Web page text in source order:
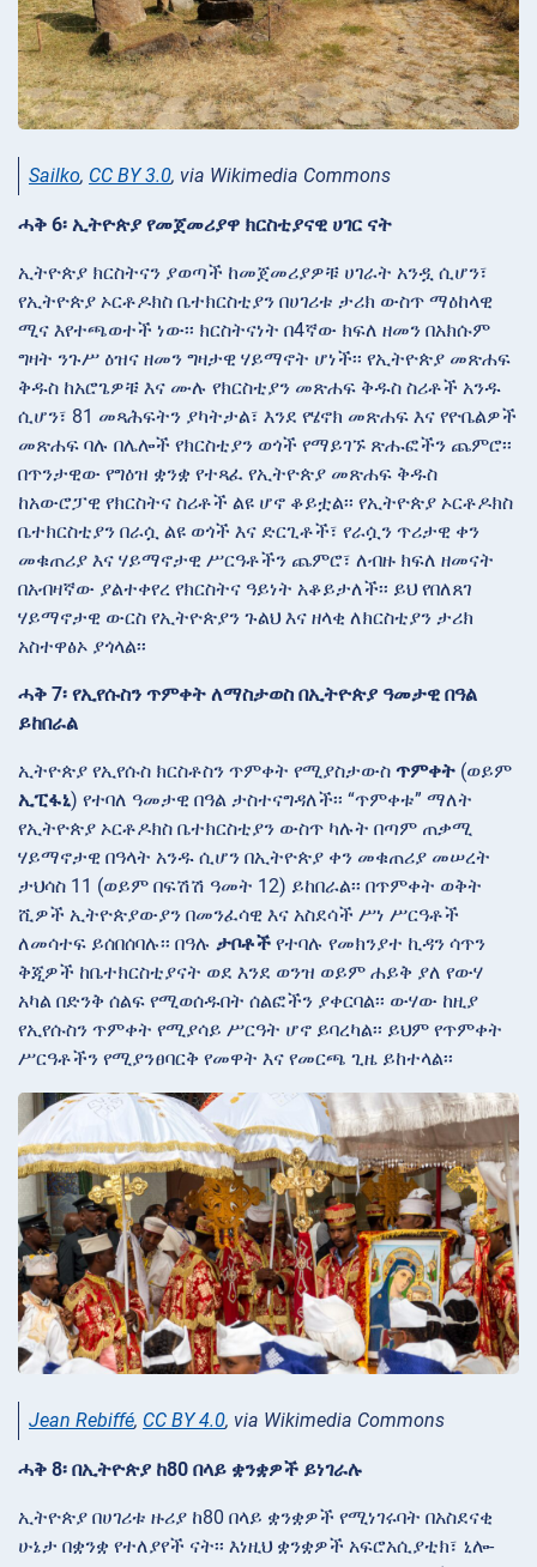
Sailko, CC BY 3.0, via Wikimedia Commons
ሓቅ 6፡ ኢትዮጵያ የመጀመሪያዋ ክርስቲያናዊ ሀገር ናት
ኢትዮጵያ ክርስትናን ያወጣች ከመጀመሪያዎቹ ሀገራት አንዷ ሲሆን፣
የኢትዮጵያ ኦርቶዶክስ ቤተክርስቲያን በሀገሪቱ ታሪክ ውስጥ ማዕከላዊ
ሚና እየተጫወተች ነው፡፡ ክርስትናነት በ4ኛው ክፍለ ዘመን በአክሱም
ግዛት ንጉሥ ዕዝና ዘመን ግዛታዊ ሃይማኖት ሆነች፡፡ የኢትዮጵያ መጽሐፍ
ቅዱስ ከአሮጌዎቹ እና ሙሉ የክርስቲያን መጽሐፍ ቅዱስ ስሪቶች አንዱ
ሲሆን፣ 81 መጻሕፍትን ያካትታል፣ እንደ የሄኖክ መጽሐፍ እና የዮቤልዎች
መጽሐፍ ባሉ በሌሎች የክርስቲያን ወጎች የማይገኙ ጽሑፎችን ጨምሮ፡፡
በጥንታዊው የግዕዝ ቋንቋ የተጻፈ የኢትዮጵያ መጽሐፍ ቅዱስ
ከአውሮፓዊ የክርስትና ስሪቶች ልዩ ሆኖ ቆይቷል፡፡ የኢትዮጵያ ኦርቶዶክስ
ቤተክርስቲያን በራሷ ልዩ ወጎች እና ድርጊቶች፣ የራሷን ጥሪታዊ ቀን
መቁጠሪያ እና ሃይማኖታዊ ሥርዓቶችን ጨምሮ፣ ለብዙ ክፍለ ዘመናት
በአብዛኛው ያልተቀየረ የክርስትና ዓይነት አቆይታለች፡፡ ይህ የበለጸገ
ሃይማኖታዊ ውርስ የኢትዮጵያን ጉልህ እና ዘላቂ ለክርስቲያን ታሪክ
አስተዋፅኦ ያጎላል፡፡
ሓቅ 7፡ የኢየሱስን ጥምቀት ለማስታወስ በኢትዮጵያ ዓመታዊ በዓል
ይከበራል
ኢትዮጵያ የኢየሱስ ክርስቶስን ጥምቀት የሚያስታውስ ጥምቀት (ወይም
ኢፒፋኒ) የተባለ ዓመታዊ በዓል ታስተናግዳለች፡፡ “ጥምቀቱ” ማለት
የኢትዮጵያ ኦርቶዶክስ ቤተክርስቲያን ውስጥ ካሉት በጣም ጠቃሚ
ሃይማኖታዊ በዓላት አንዱ ሲሆን በኢትዮጵያ ቀን መቁጠሪያ መሠረት
ታህሳስ 11 (ወይም በፍሽሽ ዓመት 12) ይከበራል፡፡ በጥምቀት ወቅት
ሺዎች ኢትዮጵያውያን በመንፈሳዊ እና አስደሳች ሥነ ሥርዓቶች
ለመሳተፍ ይሰበሰባሉ፡፡ በዓሉ ታቦቶች የተባሉ የመክንያተ ኪዳን ሳጥን
ቅጂዎች ከቤተክርስቲያናት ወደ እንደ ወንዝ ወይም ሐይቅ ያለ የውሃ
አካል በድንቅ ሰልፍ የሚወሰዱበት ሰልፎችን ያቀርባል፡፡ ውሃው ከዚያ
የኢየሱስን ጥምቀት የሚያሳይ ሥርዓት ሆኖ ይባረካል፡፡ ይህም የጥምቀት
ሥርዓቶችን የሚያንፀባርቅ የመዋት እና የመርጫ ጊዜ ይከተላል፡፡
Jean Rebiffé, CC BY 4.0, via Wikimedia Commons
ሓቅ 8፡ በኢትዮጵያ ከ80 በላይ ቋንቋዎች ይነገራሉ
ኢትዮጵያ በሀገሪቱ ዙሪያ ከ80 በላይ ቋንቋዎች የሚነገሩባት በአስደናቂ
ሁኔታ በቋንቋ የተለያየች ናት፡፡ እነዚህ ቋንቋዎች አፍሮአሲያቲክ፣ ኒሎ-